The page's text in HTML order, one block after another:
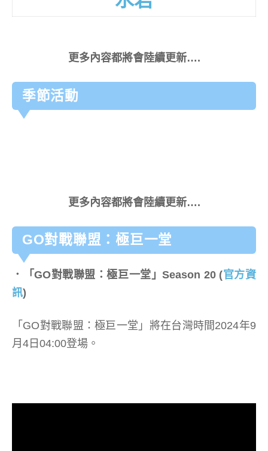
更多內容都將會陸續更新….
季節活動
更多內容都將會陸續更新….
GO對戰聯盟：極巨一堂
．「GO對戰聯盟：極巨一堂 」Season 20 (官方資
訊)
「GO對戰聯盟：極巨一堂」將在台灣時間2024年9
月4日04:00登場。